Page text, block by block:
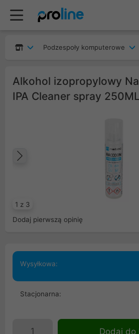
Podzespoły komputerowe
Alkohol izopropylowy
IPA Cleaner spray 250ML
1 z 3
Dodaj pierwszą opinię
Wysyłkowa:
Stacjonarna:
Dodaj do